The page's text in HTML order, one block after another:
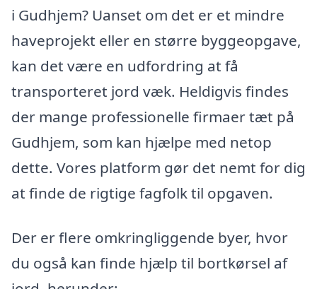
i Gudhjem? Uanset om det er et mindre
haveprojekt eller en større byggeopgave,
kan det være en udfordring at få
transporteret jord væk. Heldigvis findes
der mange professionelle firmaer tæt på
Gudhjem, som kan hjælpe med netop
dette. Vores platform gør det nemt for dig
at finde de rigtige fagfolk til opgaven.
Der er flere omkringliggende byer, hvor
du også kan finde hjælp til bortkørsel af